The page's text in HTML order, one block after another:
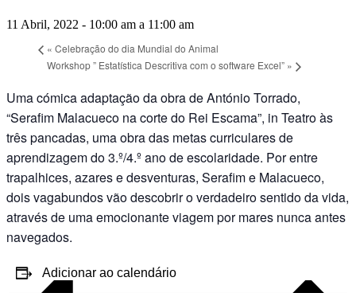
11 Abril, 2022 - 10:00 am a 11:00 am
« Celebração do dia Mundial do Animal
Workshop ” Estatística Descritiva com o software Excel” »
Uma cómica adaptação da obra de António Torrado,
“Serafim Malacueco na corte do Rei Escama”, in Teatro às
três pancadas, uma obra das metas curriculares de
aprendizagem do 3.º/4.º ano de escolaridade. Por entre
trapalhices, azares e desventuras, Serafim e Malacueco,
dois vagabundos vão descobrir o verdadeiro sentido da vida,
através de uma emocionante viagem por mares nunca antes
navegados.
Adicionar ao calendário